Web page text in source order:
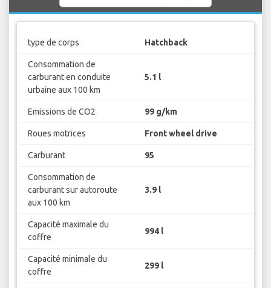
type de corps Hatchback
Consommation de
carburant en conduite
urbaine aux 100 km
5.1 l
Emissions de CO2 99 g/km
Roues motrices Front wheel drive
Carburant 95
Consommation de
carburant sur autoroute
aux 100 km
3.9 l
Capacité maximale du
coffre
994 l
Capacité minimale du
coffre
299 l